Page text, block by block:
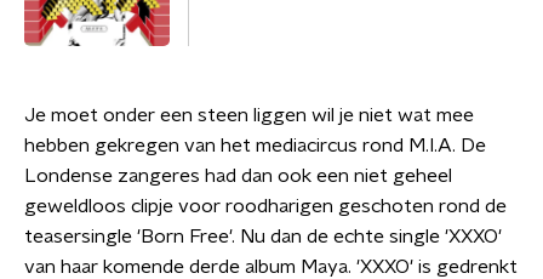
Je moet onder een steen liggen wil je niet wat mee
hebben gekregen van het mediacircus rond M.I.A. De
Londense zangeres had dan ook een niet geheel
geweldloos clipje voor roodharigen geschoten rond de
teasersingle 'Born Free'. Nu dan de echte single 'XXXO'
van haar komende derde album Maya. 'XXXO' is gedrenkt